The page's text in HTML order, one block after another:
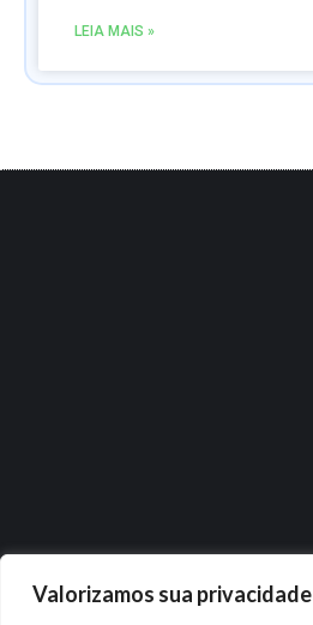
Valorizamos sua privacidade
LEIA MAIS »